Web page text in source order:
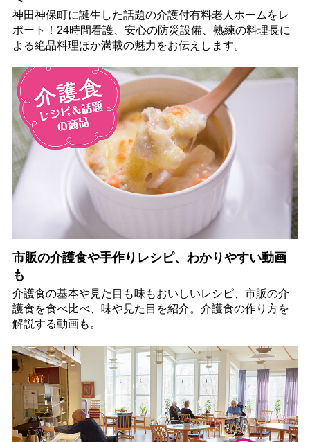
神田神保町に誕生した話題の介護付有料老人ホームをレ
ポート！24時間看護、安心の防災設備、熟練の料理長に
よる絶品料理ほか満載の魅力をお伝えします。
市販の介護食や手作りレシピ、わかりやすい動画
も
介護食の基本や見た目も味もおいしいレシピ、市販の介
護食を食べ比べ、味や見た目を紹介。介護食の作り方を
解説する動画も。